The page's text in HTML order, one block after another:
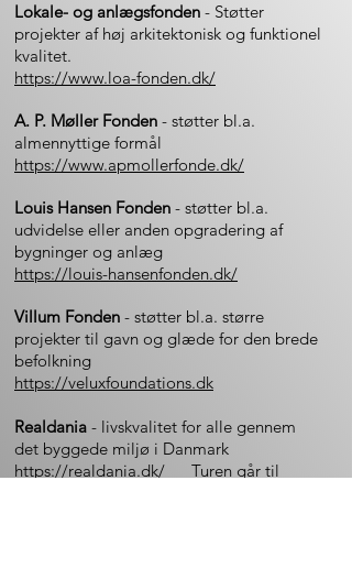
Lokale- og anlægsfonden - Støtter
projekter af høj arkitektonisk og funktionel
kvalitet.
https://www.loa-fonden.dk/
A. P. Møller Fonden - støtter bl.a.
almennyttige formål
https://www.apmollerfonde.dk/
Louis Hansen Fonden - støtter bl.a.
udvidelse eller anden opgradering af
bygninger og anlæg
https://louis-hansenfonden.dk/
Villum Fonden - støtter bl.a. større
projekter til gavn og glæde for den brede
befolkning
https://veluxfoundations.dk
Realdania - livskvalitet for alle gennem
det byggede miljø i Danmark
https://realdania.dk/
Turen går til